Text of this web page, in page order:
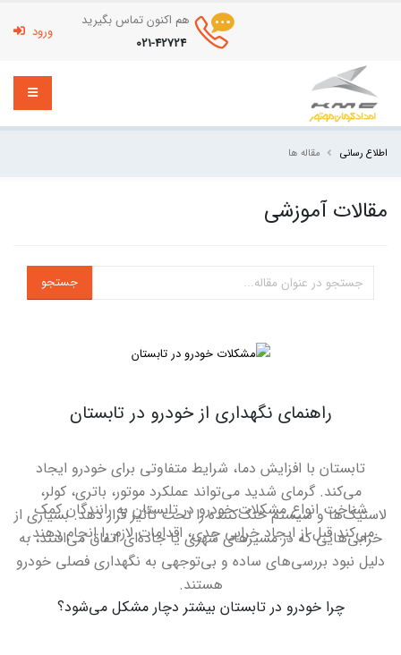
هم اکنون تماس بگیرید
021-42724
ورود
اطلاع رسانی مقاله ها
مقالات آموزشی
جستجو
راهنمای نگهداری از خودرو در تابستان
تابستان با افزایش دما، شرایط متفاوتی برای خودرو ایجاد
می‌کند. گرمای شدید می‌تواند عملکرد موتور، باتری، کولر،
لاستیک‌ها و سیستم خنک‌کننده را تحت تأثیر قرار دهد. بسیاری از
خرابی‌هایی که در مسیرهای شهری یا جاده‌ای اتفاق می‌افتند، به
دلیل نبود بررسی‌های ساده و بی‌توجهی به نگهداری فصلی خودرو
هستند.
شناختانواع مشکلات خودرودر تابستان به رانندگان کمک
می‌کند قبل از ایجاد خرابی جدی، اقدامات لازم را انجام دهند.
چرا خودرو در تابستان بیشتر دچار مشکل می‌شود؟